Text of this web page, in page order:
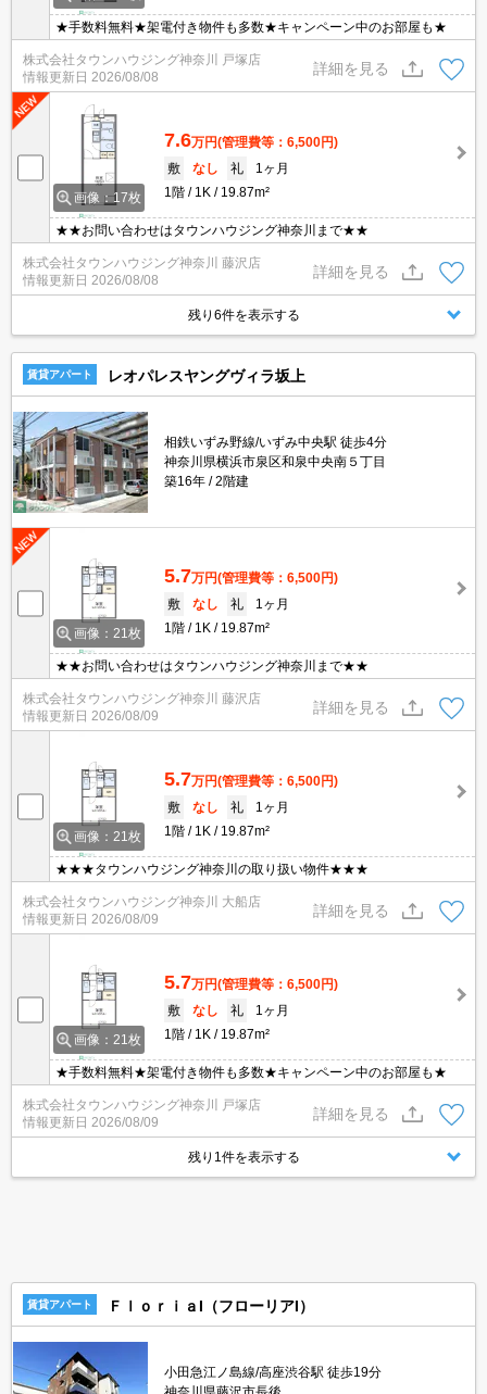
★手数料無料★架電付き物件も多数★キャンペーン中のお部屋も★
株式会社タウンハウジング神奈川 戸塚店
情報更新日 2026/08/08
詳細を見る
画像：17枚
7.6万円(管理費等：6,500円)
敷
なし 礼
1ヶ月
1階
1K 19.87m²
★★お問い合わせはタウンハウジング神奈川まで★★
株式会社タウンハウジング神奈川 藤沢店
情報更新日 2026/08/08
詳細を見る
残り6件を表示する
賃貸アパート レオパレスヤングヴィラ坂上
相鉄いずみ野線/いずみ中央駅 徒歩4分
神奈川県横浜市泉区和泉中央南５丁目
築16年
2階建
画像：21枚
5.7万円(管理費等：6,500円)
敷
なし 礼
1ヶ月
1階
1K 19.87m²
★★お問い合わせはタウンハウジング神奈川まで★★
株式会社タウンハウジング神奈川 藤沢店
情報更新日 2026/08/09
詳細を見る
画像：21枚
5.7万円(管理費等：6,500円)
敷
なし 礼
1ヶ月
1階
1K 19.87m²
★★★タウンハウジング神奈川の取り扱い物件★★★
株式会社タウンハウジング神奈川 大船店
情報更新日 2026/08/09
詳細を見る
画像：21枚
5.7万円(管理費等：6,500円)
敷
なし 礼
1ヶ月
1階
1K 19.87m²
★手数料無料★架電付き物件も多数★キャンペーン中のお部屋も★
株式会社タウンハウジング神奈川 戸塚店
情報更新日 2026/08/09
詳細を見る
残り1件を表示する
賃貸アパート ＦｌｏｒｉａI（フローリアI）
小田急江ノ島線/高座渋谷駅 徒歩19分